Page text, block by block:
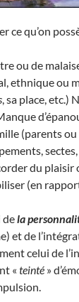
ce qu’on
ou de
ethnique ou
, sa place, etc.)
(parents
sectes,
du plaisir
(en
dela
et de
celui de
« teinté »